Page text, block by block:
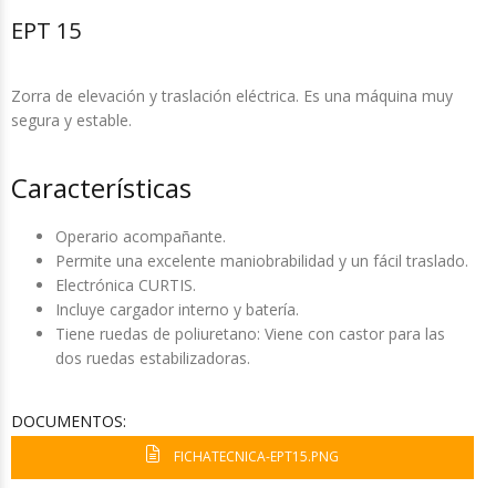
EPT 15
Zorra de elevación y traslación eléctrica. Es una máquina muy
segura y estable.
Características
Operario acompañante.
Permite una excelente maniobrabilidad y un fácil traslado.
Electrónica CURTIS.
Incluye cargador interno y batería.
Tiene ruedas de poliuretano: Viene con castor para las
dos ruedas estabilizadoras.
DOCUMENTOS:
FICHATECNICA-EPT15.PNG